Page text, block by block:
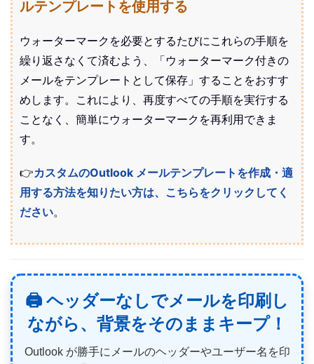
ルテンプレートを使用する
ウォーターマークを必要とするたびにこれらの手順を
繰り返さなくて済むよう、「ウォーターマーク付きの
メールをテンプレートとして保存」することをおすす
めします。これにより、再度すべての手順を実行する
ことなく、簡単にウォーターマークを再利用できま
す。
👉カスタムのOutlook メールテンプレートを作成・適
用する方法を知りたい方は、こちらをクリックしてく
ださい。
🖨️ ヘッダーなしでメールを印刷し
ながら、背景をそのままキープ！
Outlook が勝手にメールのヘッダーやユーザー名を印